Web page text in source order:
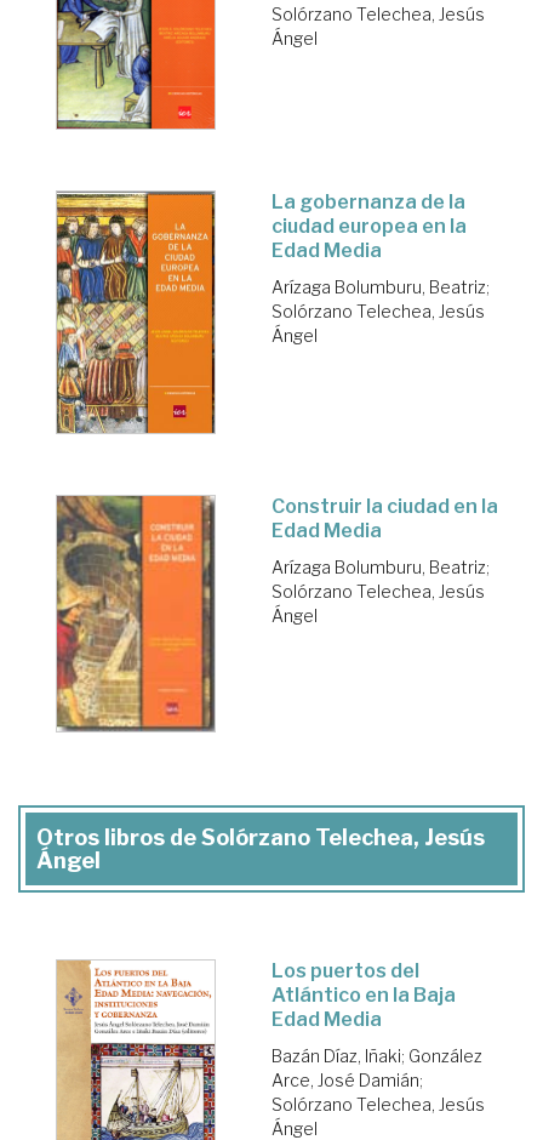
Solórzano Telechea, Jesús
Ángel
La gobernanza de la
ciudad europea en la
Edad Media
Arízaga Bolumburu, Beatriz;
Solórzano Telechea, Jesús
Ángel
Construir la ciudad en la
Edad Media
Arízaga Bolumburu, Beatriz;
Solórzano Telechea, Jesús
Ángel
Otros libros de Solórzano Telechea, Jesús
Ángel
Los puertos del
Atlántico en la Baja
Edad Media
Bazán Díaz, Iñaki; González
Arce, José Damián;
Solórzano Telechea, Jesús
Ángel